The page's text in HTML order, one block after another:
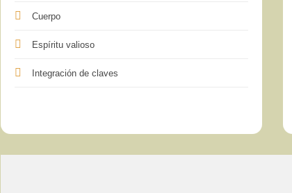
Cuerpo
Espíritu valioso
Integración de claves